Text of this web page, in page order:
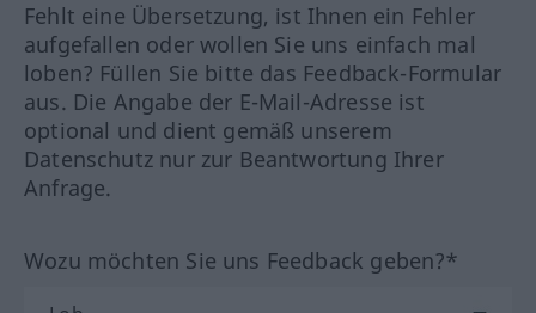
Fehlt eine Übersetzung, ist Ihnen ein Fehler
aufgefallen oder wollen Sie uns einfach mal
loben? Füllen Sie bitte das Feedback-Formular
aus. Die Angabe der E-Mail-Adresse ist
optional und dient gemäß unserem
Datenschutz nur zur Beantwortung Ihrer
Anfrage.
Wozu möchten Sie uns Feedback geben?*